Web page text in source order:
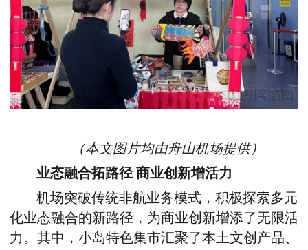
（本文图片均由舟山机场提供）
业态融合拓路径 商业创新增活力
机场突破传统非航业务模式，积极探索多元
化业态融合的新路径，为商业创新增添了无限活
力。其中，小岛特色集市汇聚了本土文创产品、